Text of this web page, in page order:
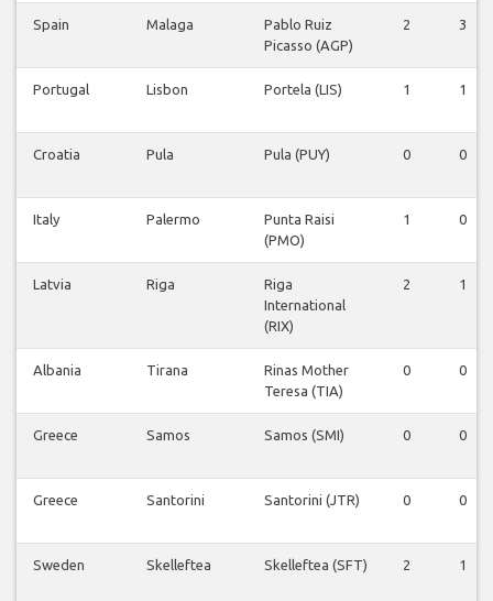
Spain Malaga
Pablo Ruiz
Picasso (AGP)
2 3
Portugal Lisbon Portela (LIS) 1 1
Croatia Pula Pula (PUY) 0 0
Italy Palermo
Punta Raisi
(PMO)
1 0
Latvia Riga
Riga
International
(RIX)
2 1
Albania Tirana
Rinas Mother
Teresa (TIA)
0 0
Greece Samos Samos (SMI) 0 0
Greece Santorini Santorini (JTR) 0 0
Sweden Skelleftea Skelleftea (SFT) 2 1